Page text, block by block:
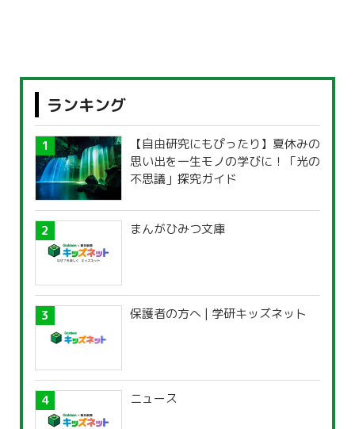
ランキング
【自由研究にもぴったり】夏休みの
思い出を一生モノの学びに！「光の
不思議」探究ガイド
まんがひみつ文庫
保護者の方へ | 学研キッズネット
ニュース